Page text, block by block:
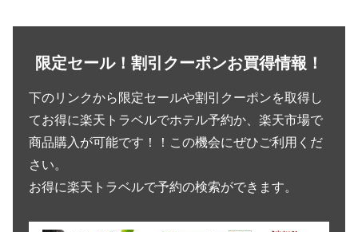
限定セール！割引クーポンお買得情報！
下のリンクから限定セールや割引クーポンを取得し
てお得に楽天トラベルでホテル予約か、楽天市場で
商品購入が可能です！！この機会にぜひご利用くだ
さい。
お得に楽天トラベルで予約の検索ができます。